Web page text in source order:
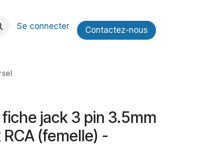
Se connecter Contactez​​-nous
jack 3 pin 3.5mm
(femelle) -